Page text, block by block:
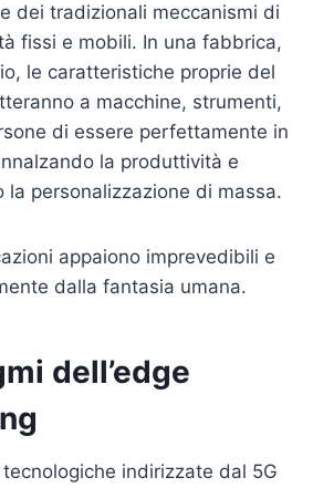
dei tradizionali meccanismi di
fissi e mobili. In una fabbrica,
le caratteristiche proprie del
a macchine, strumenti,
di essere perfettamente in
la produttività e
la personalizzazione di massa.
appaiono imprevedibili e
dalla fantasia umana.
dell’edge
indirizzate dal 5G